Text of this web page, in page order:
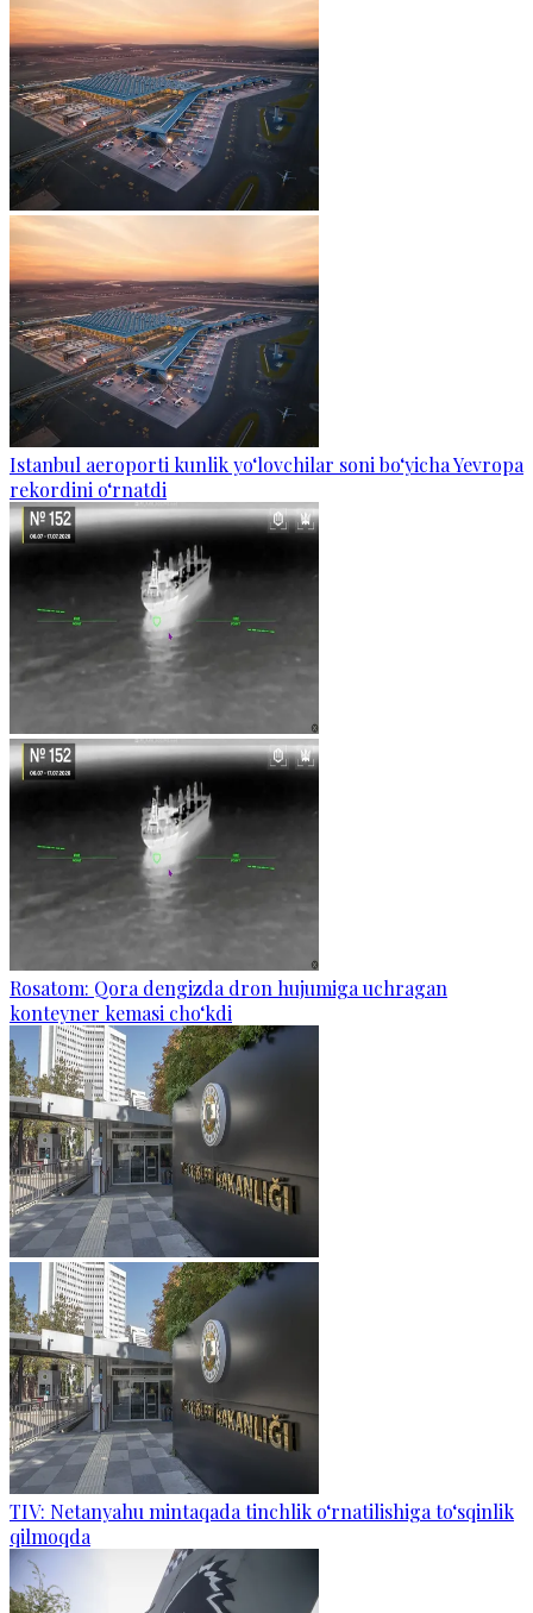
Istanbul aeroporti kunlik yo‘lovchilar soni bo‘yicha Yevropa
rekordini o‘rnatdi
Rosatom: Qora dengizda dron hujumiga uchragan
konteyner kemasi cho‘kdi
TIV: Netanyahu mintaqada tinchlik o‘rnatilishiga to‘sqinlik
qilmoqda